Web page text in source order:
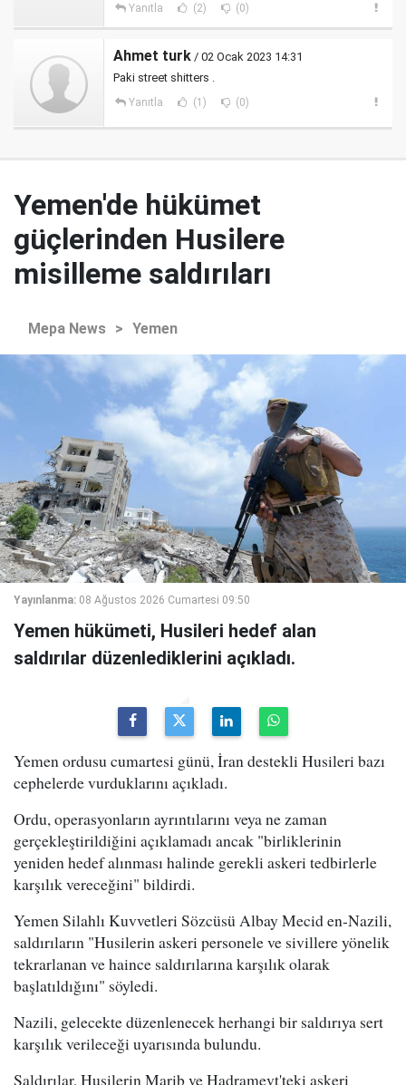
Yanıtla (2) (0)
Ahmet turk / 02 Ocak 2023 14:31
Paki street shitters .
Yanıtla (1) (0)
Yemen'de hükümet
güçlerinden Husilere
misilleme saldırıları
Mepa News > Yemen
Yayınlanma: 08 Ağustos 2026 Cumartesi 09:50
Yemen hükümeti, Husileri hedef alan
saldırılar düzenlediklerini açıkladı.
Yemen ordusu cumartesi günü, İran destekli Husileri bazı
cephelerde vurduklarını açıkladı.
Ordu, operasyonların ayrıntılarını veya ne zaman
gerçekleştirildiğini açıklamadı ancak "birliklerinin
yeniden hedef alınması halinde gerekli askeri tedbirlerle
karşılık vereceğini" bildirdi.
Yemen Silahlı Kuvvetleri Sözcüsü Albay Mecid en-Nazili,
saldırıların "Husilerin askeri personele ve sivillere yönelik
tekrarlanan ve haince saldırılarına karşılık olarak
başlatıldığını" söyledi.
Nazili, gelecekte düzenlenecek herhangi bir saldırıya sert
karşılık verileceği uyarısında bulundu.
Saldırılar, Husilerin Marib ve Hadramevt'teki askeri